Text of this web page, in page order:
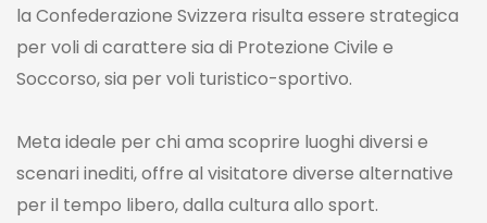
la Confederazione Svizzera risulta essere strategica
per voli di carattere sia di Protezione Civile e
Soccorso, sia per voli turistico-sportivo.
Meta ideale per chi ama scoprire luoghi diversi e
scenari inediti, offre al visitatore diverse alternative
per il tempo libero, dalla cultura allo sport.